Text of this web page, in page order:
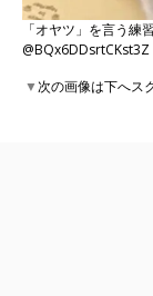
「オヤツ」を言う練
@BQx6DDsrtCKst3Z
▼次の画像は下へス